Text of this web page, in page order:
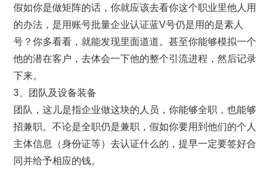
假如你是做矩阵的话，你就应该去看你这个职业里他人用
的办法，是用账号批量企业认证蓝V号仍是用的是素人
号？你多看看，就能发现里面道道。甚至你能够模拟一个
他的潜在客户，去体会一下他的整个引流进程，然后记录
下来。
3、团队及设备装备
团队，这儿是指企业做这块的人员，你能够全职，也能够
招兼职。不论是全职仍是兼职，假如你要用到他们的个人
主体信息（身份证等）去认证什么的，提早一定要签好合
同并给予相应的钱。